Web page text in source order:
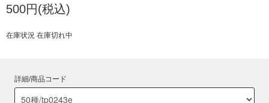
500円(税込)
在庫状況 在庫切れ中
詳細/商品コード